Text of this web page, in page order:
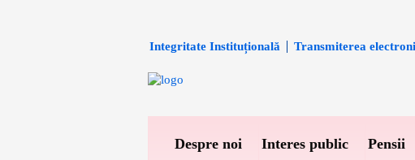
Integritate Instituțională Transmiterea
Despre noi Interes public Pensii